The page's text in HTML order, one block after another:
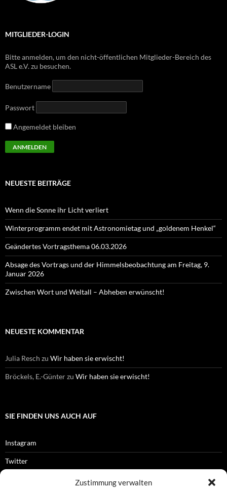
Zustimmung verwalten
MITGLIEDER-LOGIN
Bitte anmelden, um den nicht-öffentlichen Mitglieder-Bereich des
ASL e.V. zu besuchen.
Benutzername
Passwort
Angemeldet bleiben
NEUESTE BEITRÄGE
Wenn die Sonne ihr Licht verliert
Winterprogramm endet mit Astronomietag und „goldenem Henkel“
Geändertes Vortragsthema 06.03.2026
Absage des Vortrags und der Himmelsbeobachtung am Freitag, 9.
Januar 2026
Zwischen Wort und Weltall – Abheben erwünscht!
NEUESTE KOMMENTAR
Julia Resch zu Wir haben sie erwischt!
Bröckels, E.-Günterzu Wir haben sie erwischt!
SIE FINDEN UNS AUCH AUF
Instagram
Twitter